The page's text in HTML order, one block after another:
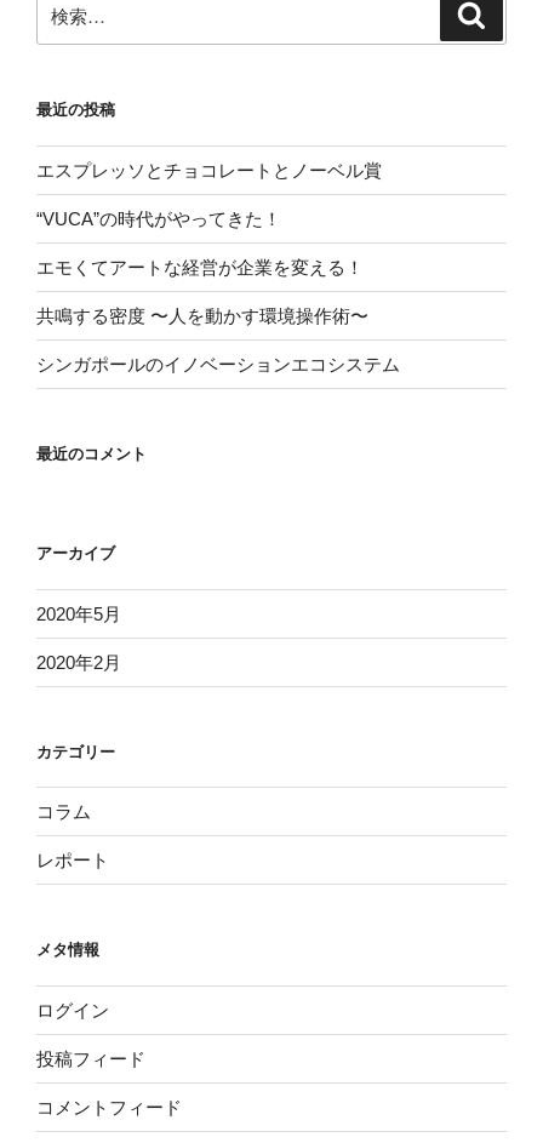
索:
最近の投稿
エスプレッソとチョコレートとノーベル賞
“VUCA”の時代がやってきた！
エモくてアートな経営が企業を変える！
共鳴する密度 〜人を動かす環境操作術〜
シンガポールのイノベーションエコシステム
最近のコメント
アーカイブ
2020年5月
2020年2月
カテゴリー
コラム
レポート
メタ情報
ログイン
投稿フィード
コメントフィード